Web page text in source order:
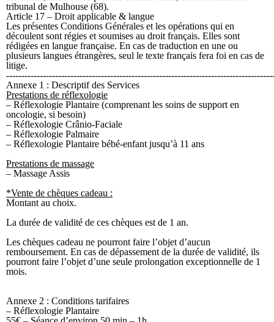
tribunal de Mulhouse (68).
Article 17 – Droit applicable & langue
Les présentes Conditions Générales et les opérations qui en
découlent sont régies et soumises au droit français. Elles sont
rédigées en langue française. En cas de traduction en une ou
plusieurs langues étrangères, seul le texte français fera foi en cas de
litige.
Annexe 1 : Descriptif des Services
Prestations de réflexologie
– Réflexologie Plantaire (comprenant les soins de support en
oncologie, si besoin)
– Réflexologie Crânio-Faciale
– Réflexologie Palmaire
– Réflexologie Plantaire bébé-enfant jusqu’à 11 ans
Prestations de massage
– Massage Assis
*Vente de chèques cadeau :
Montant au choix.
La durée de validité de ces chèques est de 1 an.
Les chèques cadeau ne pourront faire l’objet d’aucun
remboursement. En cas de dépassement de la durée de validité, ils
pourront faire l’objet d’une seule prolongation exceptionnelle de 1
mois.
Annexe 2 : Conditions tarifaires
– Réflexologie Plantaire